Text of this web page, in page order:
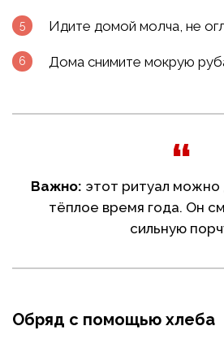
Идите домой молча, не
Дома снимите мокрую
Важно: этот ритуал можно
тёплое время года. Он
сильную
Обряд с помощью хлеба